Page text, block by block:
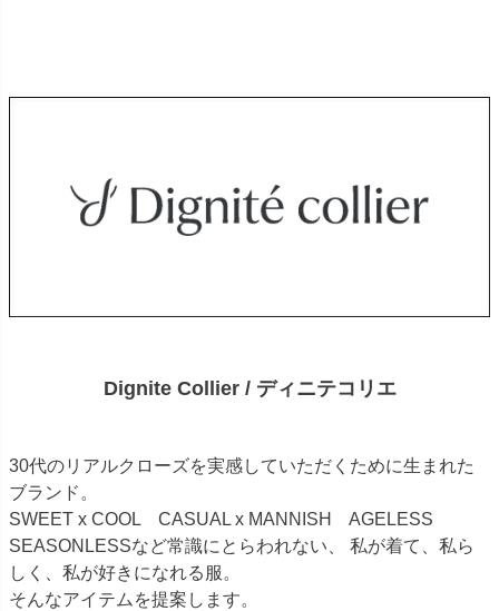
Dignite Collier / ディニテコリエ
30代のリアルクローズを実感していただくために生まれた
ブランド。
SWEET x COOL CASUAL x MANNISH AGELESS
SEASONLESSなど常識にとらわれない、 私が着て、私ら
しく、私が好きになれる服。
そんなアイテムを提案します。